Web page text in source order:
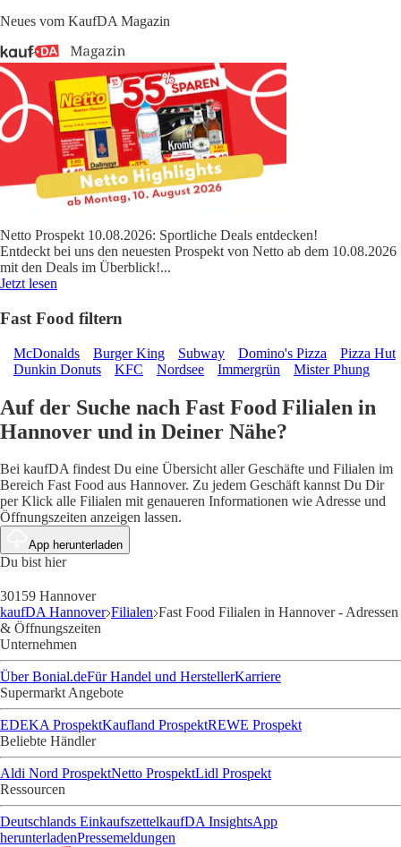
Neues vom KaufDA Magazin
Netto Prospekt 10.08.2026: Sportliche Deals entdecken!
Entdeckt bei uns den neuesten Prospekt von Netto ab dem 10.08.2026
mit den Deals im Überblick!...
Jetzt lesen
Fast Food filtern
McDonalds Burger King Subway Domino's Pizza
Pizza Hut
Dunkin Donuts
KFC Nordsee Immergrün Mister Phung
Auf der Suche nach Fast Food Filialen in
Hannover und in Deiner Nähe?
Bei kaufDA findest Du eine Übersicht aller Geschäfte und Filialen im
Bereich Fast Food aus Hannover. Zu jedem Geschäft kannst Du Dir
per Klick alle Filialen mit genaueren Informationen wie Adresse und
Öffnungszeiten anzeigen lassen.
App herunterladen
Du bist hier
30159 Hannover
kaufDA Hannover Filialen Fast Food Filialen in Hannover - Adressen
& Öffnungszeiten
Unternehmen
Über Bonial.deFür Handel und HerstellerKarriere
Supermarkt Angebote
EDEKA ProspektKaufland ProspektREWE Prospekt
Beliebte Händler
Aldi Nord ProspektNetto ProspektLidl Prospekt
Ressourcen
Deutschlands EinkaufszettelkaufDA InsightsApp
herunterladenPressemeldungen